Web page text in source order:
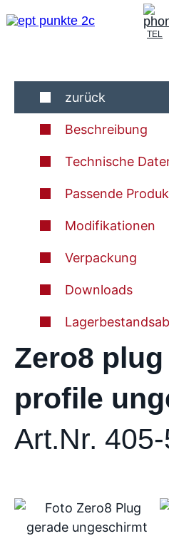
TEL
zurück
Beschreibung
Technische
Passende
Modifikationen
Verpackung
Downloads
Zero8
profile
Art.Nr.